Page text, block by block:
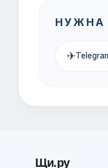
НУЖНА
✈
Щи.ру